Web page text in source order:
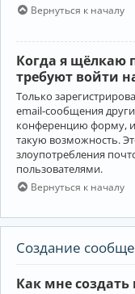
Вернуться к началу
Когда я щёлкаю
требуют войти
Только
email-сообщения
конференцию форму,
такую возможность.
злоупотребления
пользователями.
Вернуться к началу
Создание
Как мне